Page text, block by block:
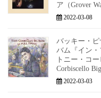
ア（Grover
2022-03-08
バッキー・
バム『イン
トニー・コ
Corbiscello Big
2022-03-03